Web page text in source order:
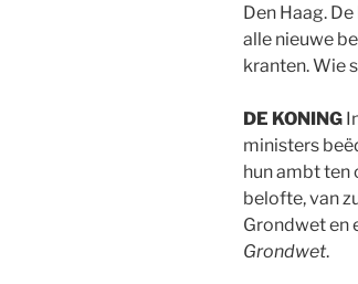
Den Haag.
alle nieuwe
kranten. Wie
DE KONING
ministers
hun ambt ten
belofte, van
Grondwet en
Grondwet.